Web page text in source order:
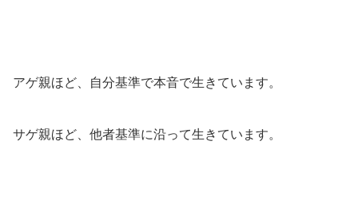
アゲ親ほど、自分基準で本音で生きています。
サゲ親ほど、他者基準に沿って生きています。